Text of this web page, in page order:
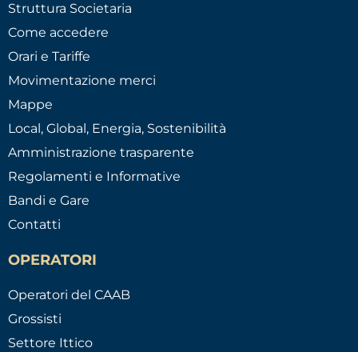
Struttura Societaria
Come accedere
Orari e Tariffe
Movimentazione merci
Mappe
Local, Global, Energia, Sostenibilità
Amministrazione trasparente
Regolamenti e Informative
Bandi e Gare
Contatti
OPERATORI
Operatori del CAAB
Grossisti
Settore Ittico